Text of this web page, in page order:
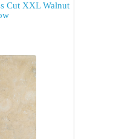
Cut XXL Walnut